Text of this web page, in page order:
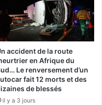
accident de la route
en Afrique du
Le renversement d’un
fait 12 morts et des
de blessés
il y a 3 jours